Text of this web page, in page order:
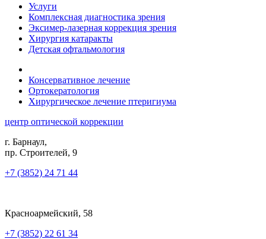
Услуги
Комплексная диагностика зрения
Эксимер-лазерная коррекция зрения
Хирургия катаракты
Детская офтальмология
Консервативное лечение
Ортокератология
Хирургическое лечение птеригиума
центр оптической коррекции
г. Барнаул,
пр. Строителей, 9
+7 (3852) 24 71 44
Красноармейский, 58
+7 (3852) 22 61 34